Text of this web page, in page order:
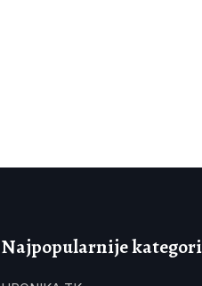
Najpopularnije